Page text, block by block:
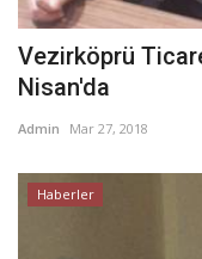
Vezirköprü
Nisan'da
Admin Mar 27, 2018
Haberler